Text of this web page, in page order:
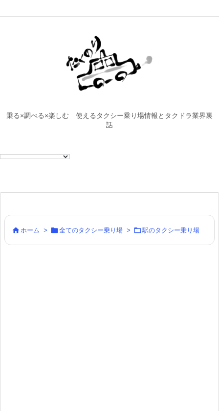
乗る×調べる×楽しむ 使えるタクシー乗り場情報とタクドラ業界裏
話
 ホーム > 全てのタクシー乗り場 > 駅のタクシー乗り場